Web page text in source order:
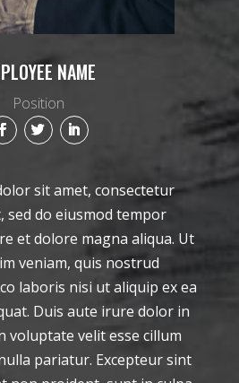
NAME
Position
sit amet, consectetur
sed do eiusmod tempor
et dolore magna aliqua. Ut
veniam, quis nostrud
laboris nisi ut aliquip ex ea
Duis aute irure dolor in
voluptate velit esse cillum
pariatur. Excepteur sint